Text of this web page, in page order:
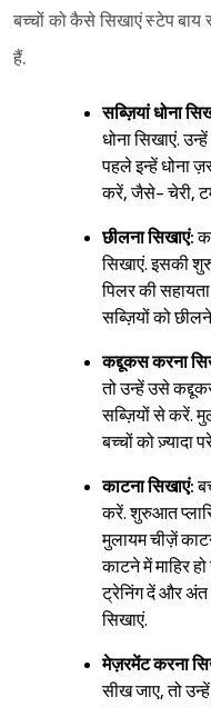
बच्चों को कैसे सिखाएं स्टेप
हैं.
सब्ज़ियां धोना
धोना सिखाएं.
पहले इन्हें धोना
करें, जैसे- चेरी,
छीलना सिखाएं:
सिखाएं. इसकी
पिलर की
सब्ज़ियों को
कद्दूकस करना
तो उन्हें उसे
सब्ज़ियों से करें.
बच्चों को ज़्यादा
काटना सिखाएं:
करें. शुरुआत
मुलायम चीज़ें
काटने में माहिर
ट्रेनिंग दें और
सिखाएं.
मेज़रमेंट करना
सीख जाए, तो